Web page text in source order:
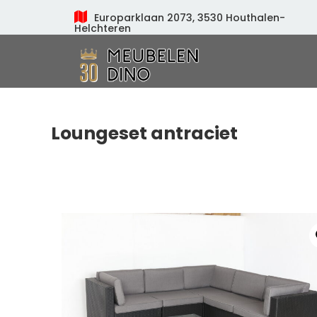
Europarklaan 2073, 3530 Houthalen-
Helchteren
Loungeset antraciet